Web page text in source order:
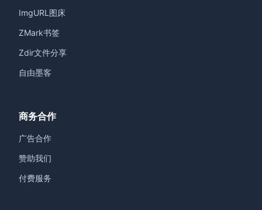
ImgURL图床
ZMark书签
Zdir文件分享
自由墨客
商务合作
广告合作
赞助我们
付费服务